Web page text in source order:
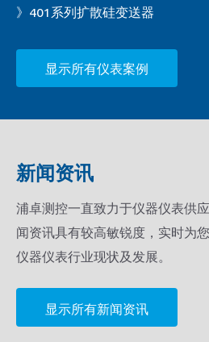
》401系列扩散硅变送器
显示所有仪表案例
新闻资讯
浦卓测控一直致力于仪器仪表供
闻资讯具有较高敏锐度，实时为
仪器仪表行业现状及发展。
显示所有新闻资讯